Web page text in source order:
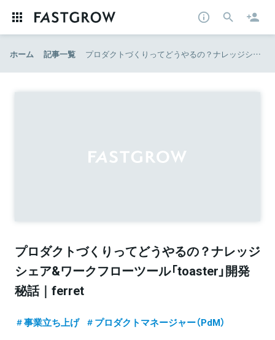
ホーム 記事一覧 プロダクトづくりってどうやるの？ナレッジシェア&ワークフローツール「toaster」開発秘話｜ferret
プロダクトづくりってどうやるの？ナレッジ
シェア&ワークフローツール「toaster」開発
秘話｜ferret
事業立ち上げ プロダクトマネージャー（PdM）